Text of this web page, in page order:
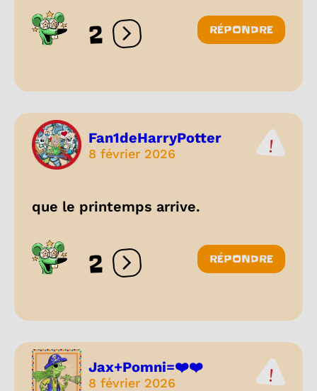
2 Ouvrir les réactions
RÉPONDRE
Fan1deHarryPotter
8 février 2026
que le printemps arrive.
2 Ouvrir les réactions
RÉPONDRE
Jax+Pomni=❤️❤️
8 février 2026